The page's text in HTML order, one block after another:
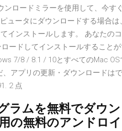
ンロードミラーを使用して、今す
ュータにダウンロードする場合は
インストールします。 あなたの
ードしてインストールすることが
7/8 / 8.1 / 10とすべてのMac OS
アプリの更新・ダウンロードは
2 点
ラムを無料でダウ
の無料のアンドロ